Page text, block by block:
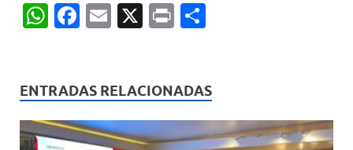
W
s
A
p
F
b
o
o
E
X
P
p
ar
ti
ENTRADAS RELACIONADAS